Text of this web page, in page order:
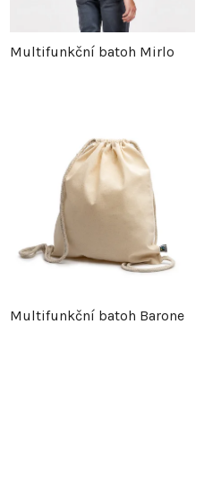
Multifunkční batoh Mirlo
Multifunkční batoh Barone